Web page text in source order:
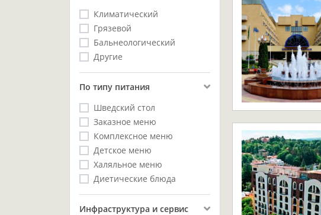
Климатический
Грязевой
Бальнеологический
Другие
Пo типу питания
Шведский стол
Заказное меню
Комплексное меню
Детское меню
Халяльное меню
Диетические блюда
Инфраструктура и сервис